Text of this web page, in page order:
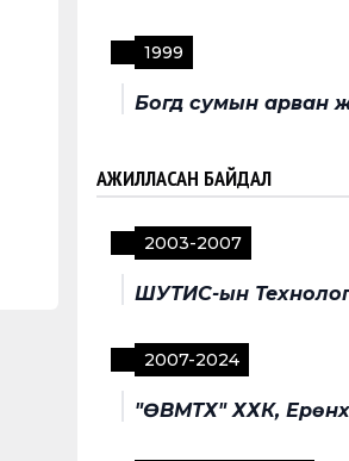
1999
Богд сумын арван
АЖИЛЛАСАН БАЙДАЛ
2003-2007
ШУТИС-ын
2007-2024
"ӨВМТХ" ХХК,